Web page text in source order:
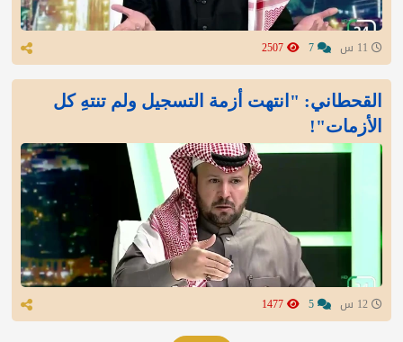
القحطاني: "انتهت أزمة التسجيل ولم تنتهِ كل
الأزمات"!